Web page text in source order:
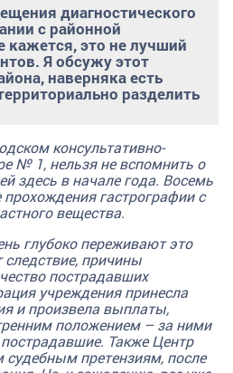
диагностического
с районной
кажется, это не лучший
Я обсужу этот
наверняка есть
разделить
консультативно-
№ 1, нельзя не вспомнить о
здесь в начале года. Восемь
прохождения гастрографии с
вещества.
глубоко переживают это
следствие, причины
пострадавших
учреждения принесла
и произвела выплаты,
положением – за ними
Также Центр
судебным претензиям, после